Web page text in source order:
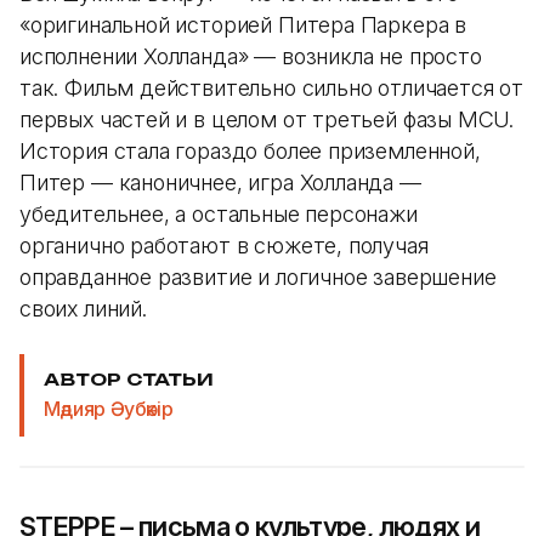
«оригинальной историей Питера Паркера в
исполнении Холланда» — возникла не просто
так. Фильм действительно сильно отличается от
первых частей и в целом от третьей фазы MCU.
История стала гораздо более приземленной,
Питер — каноничнее, игра Холланда —
убедительнее, а остальные персонажи
органично работают в сюжете, получая
оправданное развитие и логичное завершение
своих линий.
АВТОР СТАТЬИ
Мәдияр Әубәкір
STEPPE – письма о культуре, людях и